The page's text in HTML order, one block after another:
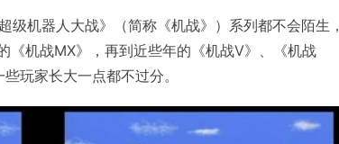
机器人大战》（简称《机战》）系列都不会陌生，
《机战MX》，再到近些年的《机战V》、《机战
玩家长大一点都不过分。